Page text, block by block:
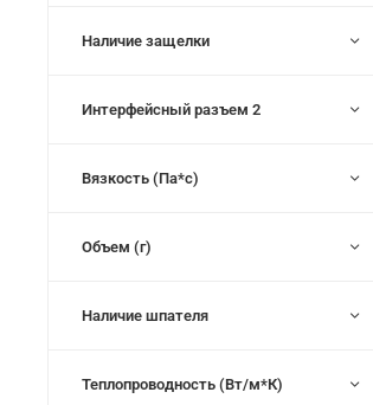
Наличие защелки
Интерфейсный разъем 2
Вязкость (Па*с)
Объем (г)
Наличие шпателя
Теплопроводность (Вт/м*К)